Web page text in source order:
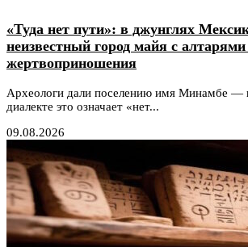
«Туда нет пути»: в джунглях
неизвестный город майя с
жертвоприношения
Археологи дали поселению имя Минамбе —
диалекте это означает «нет...
09.08.2026